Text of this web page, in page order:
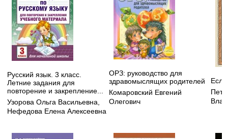
Русский язык. 3 класс.
Летние задания для
повторение и закрепление...
Узорова Ольга Васильевна
Нефедова Елена Алексеевна
ОРЗ: руководство для
здравомыслящих родителей
Комаровский Евгений
Олегович